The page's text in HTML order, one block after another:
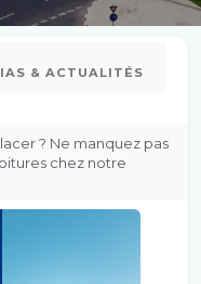
& ACTUALITÉS
? Ne manquez pas
chez notre